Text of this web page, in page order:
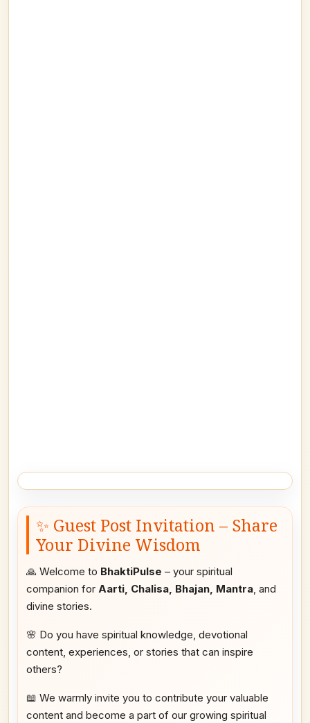
✨ Guest Post Invitation – Share
Your Divine Wisdom
🙏 Welcome to BhaktiPulse – your spiritual
companion for Aarti, Chalisa, Bhajan, Mantra, and
divine stories.
🌸 Do you have spiritual knowledge, devotional
content, experiences, or stories that can inspire
others?
📖 We warmly invite you to contribute your valuable
content and become a part of our growing spiritual